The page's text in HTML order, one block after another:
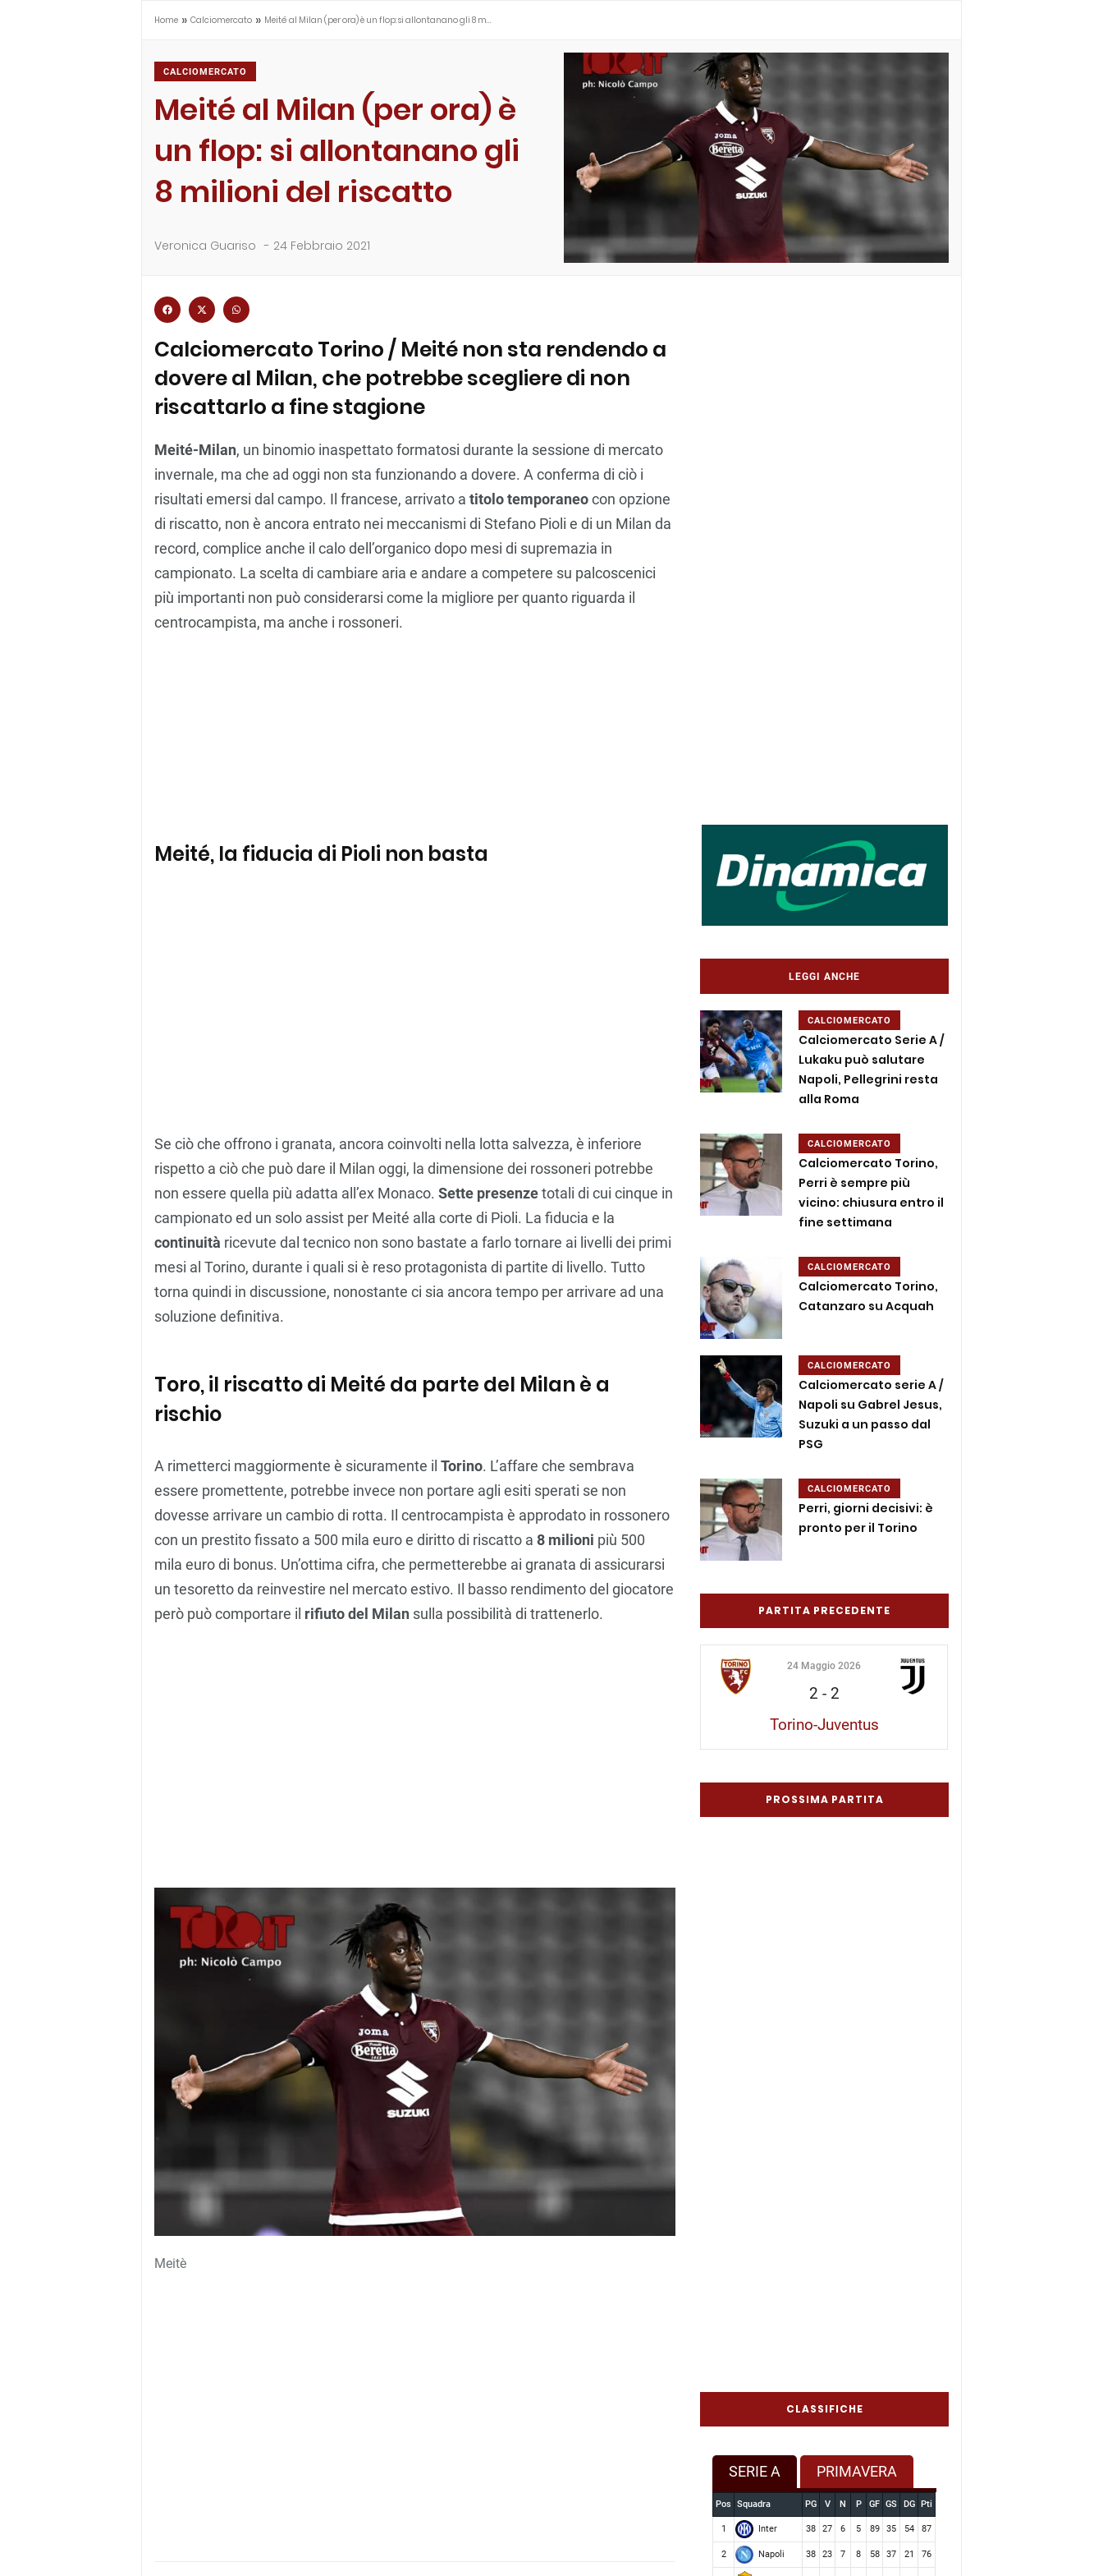
Home » Calciomercato » Meité al Milan (per ora) è un flop: si allontanano gli 8 m…
CALCIOMERCATO
Meité al Milan (per ora) è
un flop: si allontanano gli
8 milioni del riscatto
Veronica Guariso - 24 Febbraio 2021
Calciomercato Torino / Meité non sta rendendo a
dovere al Milan, che potrebbe scegliere di non
riscattarlo a fine stagione
Meité-Milan, un binomio inaspettato formatosi durante la sessione di mercato
invernale, ma che ad oggi non sta funzionando a dovere. A conferma di ciò i
risultati emersi dal campo. Il francese, arrivato a titolo temporaneocon opzione
di riscatto, non è ancora entrato nei meccanismi di Stefano Pioli e di un Milan da
record, complice anche il calo dell’organico dopo mesi di supremazia in
campionato. La scelta di cambiare aria e andare a competere su palcoscenici
più importanti non può considerarsi come la migliore per quanto riguarda il
centrocampista, ma anche i rossoneri.
Meité, la fiducia di Pioli non basta
Se ciò che offrono i granata, ancora coinvolti nella lotta salvezza, è inferiore
rispetto a ciò che può dare il Milan oggi, la dimensione dei rossoneri potrebbe
non essere quella più adatta all’ex Monaco. Sette presenzetotali di cui cinque in
campionato ed un solo assist per Meité alla corte di Pioli. La fiducia e la
continuità ricevute dal tecnico non sono bastate a farlo tornare ai livelli dei primi
mesi al Torino, durante i quali si è reso protagonista di partite di livello. Tutto
torna quindi in discussione, nonostante ci sia ancora tempo per arrivare ad una
soluzione definitiva.
Toro, il riscatto di Meité da parte del Milan è a
rischio
A rimetterci maggiormente è sicuramente il Torino. L’affare che sembrava
essere promettente, potrebbe invece non portare agli esiti sperati se non
dovesse arrivare un cambio di rotta. Il centrocampista è approdato in rossonero
con un prestito fissato a 500 mila euro e diritto di riscatto a 8 milioni più 500
mila euro di bonus. Un’ottima cifra, che permetterebbe ai granata di assicurarsi
un tesoretto da reinvestire nel mercato estivo. Il basso rendimento del giocatore
però può comportare il rifiuto del Milan sulla possibilità di trattenerlo.
Meitè
LEGGI ANCHE
CALCIOMERCATO
Calciomercato Serie A /
Lukaku può salutare
Napoli, Pellegrini resta
alla Roma
CALCIOMERCATO
Calciomercato Torino,
Perri è sempre più
vicino: chiusura entro il
fine settimana
CALCIOMERCATO
Calciomercato Torino,
Catanzaro su Acquah
CALCIOMERCATO
Calciomercato serie A /
Napoli su Gabrel Jesus,
Suzuki a un passo dal
PSG
CALCIOMERCATO
Perri, giorni decisivi: è
pronto per il Torino
PARTITA PRECEDENTE
24 Maggio 2026
2 - 2
Torino-Juventus
PROSSIMA PARTITA
CLASSIFICHE
SERIE A PRIMAVERA
Pos Squadra PG V N P GF GS DG Pti
1 Inter 38 27 6 5 89 35 54 87
2 Napoli 38 23 7 8 58 37 21 76